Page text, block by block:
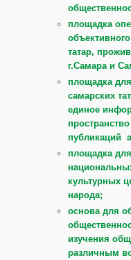
площадка
татар,
г.Самара и
площадка
самарских
единое
публикаций
площадка
культурных
народа;
основа для
изучения
различным